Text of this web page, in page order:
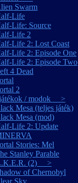
Swarm
Life
Life: Source
Life 2
Life 2: Lost Coast
Life 2: Episode One
Life 2: Episode Two
4 Dead
2
játékok / modok >
Mesa (teljes játék)
Mesa (mod)
Life 2: Update
Stories: Mel
Stanley Parable
(2) >
of Chernobyl